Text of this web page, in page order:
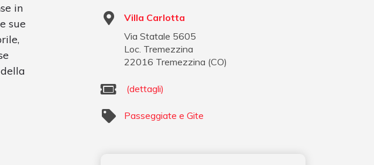
in
sue
Villa Carlotta
Via Statale 5605
Loc. Tremezzina
22016 Tremezzina (CO)
(dettagli)
Passeggiate e Gite